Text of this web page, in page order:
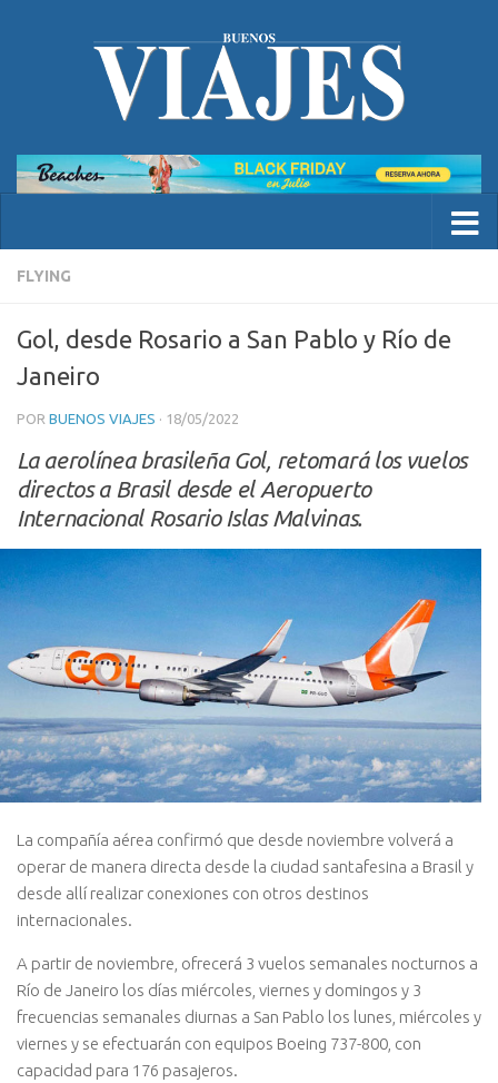
FLYING
Gol, desde Rosario a San Pablo y Río de
Janeiro
POR BUENOS VIAJES · 18/05/2022
La aerolínea brasileña Gol, retomará los vuelos
directos a Brasil desde el Aeropuerto
Internacional Rosario Islas Malvinas.
La compañía aérea confirmó que desde noviembre volverá a
operar de manera directa desde la ciudad santafesina a Brasil y
desde allí realizar conexiones con otros destinos
internacionales.
A partir de noviembre, ofrecerá 3 vuelos semanales nocturnos a
Río de Janeiro los días miércoles, viernes y domingos y 3
frecuencias semanales diurnas a San Pablo los lunes, miércoles y
viernes y se efectuarán con equipos Boeing 737-800, con
capacidad para 176 pasajeros.